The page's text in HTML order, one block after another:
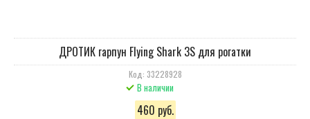
ДРОТИК гарпун Flying Shark 3S для рогатки
Код: 33228928
В наличии
460 руб.